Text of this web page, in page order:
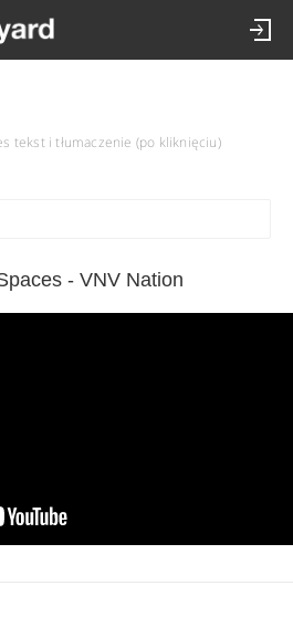
tekst i tłumaczenie (po kliknięciu)
- VNV Nation